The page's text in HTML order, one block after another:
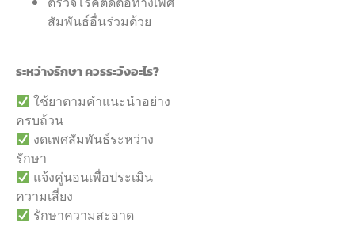
สัมพันธ์อื่นร่วมด้วย
ระหว่างรักษา ควรระวังอะไร?
ใช้ยาตามคำแนะนำอย่าง
ครบถ้วน
งดเพศสัมพันธ์ระหว่าง
รักษา
แจ้งคู่นอนเพื่อประเมิน
ความเสี่ยง
รักษาความสะอาด